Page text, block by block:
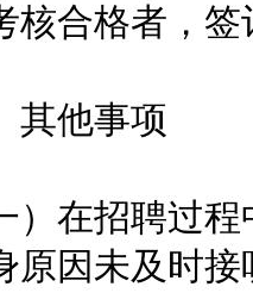
核合格者，
他事项
在招聘过程
原因未及时